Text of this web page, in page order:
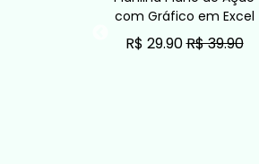
com Gráfico em Excel
R$ 29.90R$ 39.90